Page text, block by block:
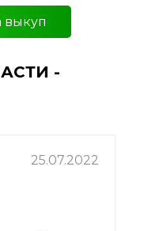
выкуп
-
25.07.2022